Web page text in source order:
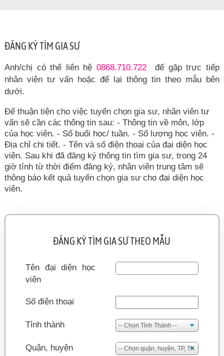
ĐĂNG KÝ TÌM GIA SƯ
Anh/chị có thể liên hệ 0868.710.722
để gặp trực tiếp
nhân viên tư vấn hoặc để lại thông tin theo mẫu bên
dưới.
Để thuận tiện cho việc tuyển chọn gia sư, nhân viên tư
vấn sẽ cần các thông tin sau: - Thông tin về môn, lớp
của học viên. - Số buổi học/ tuần. - Số lượng học viên. -
Địa chỉ chi tiết. - Tên và số điện thoại của đại diện học
viên. Sau khi đã đăng ký thông tin tìm gia sư, trong 24
giờ tính từ thời điểm đăng ký, nhân viên trung tâm sẽ
thông báo kết quả tuyển chọn gia sư cho đại diện học
viên.
ĐĂNG KÝ TÌM GIA SƯ THEO MẪU
Tên đại diện học
viên
Số điện thoại
Tỉnh thành
Quận, huyện